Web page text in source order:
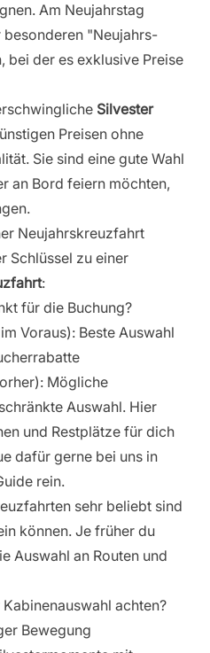
Am Neujahrstag
besonderen "Neujahrs-
bei der es exklusive Preise
Silvester
Preisen ohne
Sie sind eine gute Wahl
an Bord feiern möchten,
Neujahrskreuzfahrt
Schlüssel zu einer
:
für die Buchung?
Voraus): Beste Auswahl
Mögliche
Auswahl. Hier
und Restplätze für dich
dafür gerne bei uns in
rein.
sehr beliebt sind
können. Je früher du
Auswahl an Routen und
achten?
Bewegung